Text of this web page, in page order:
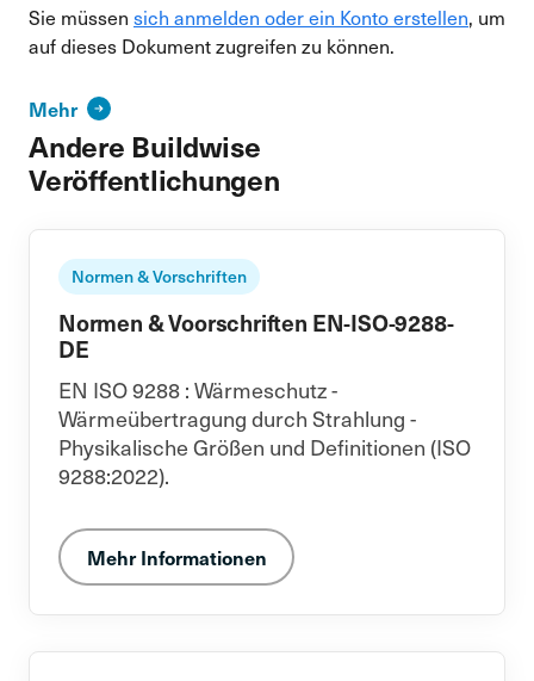
Sie müssen sich anmelden oder ein Konto erstellen, um
auf dieses Dokument zugreifen zu können.
Mehr
Andere Buildwise
Veröffentlichungen
Normen & Vorschriften
Normen & Voorschriften EN-ISO-9288-
DE
EN ISO 9288 : Wärmeschutz -
Wärmeübertragung durch Strahlung -
Physikalische Größen und Definitionen (ISO
9288:2022).
Mehr Informationen